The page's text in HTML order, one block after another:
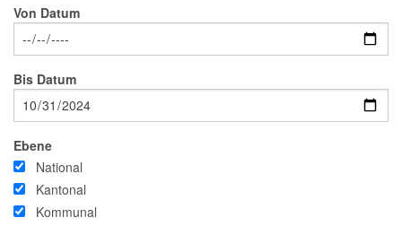
Von Datum
Bis Datum
Ebene
National
Kantonal
Kommunal